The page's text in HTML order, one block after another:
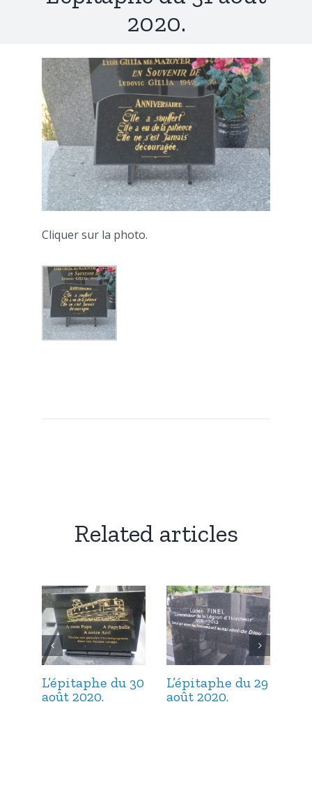
2020.
Cliquer sur la photo.
Related articles
L’épitaphe du 30
août 2020.
L’épitaphe du 29
août 2020.